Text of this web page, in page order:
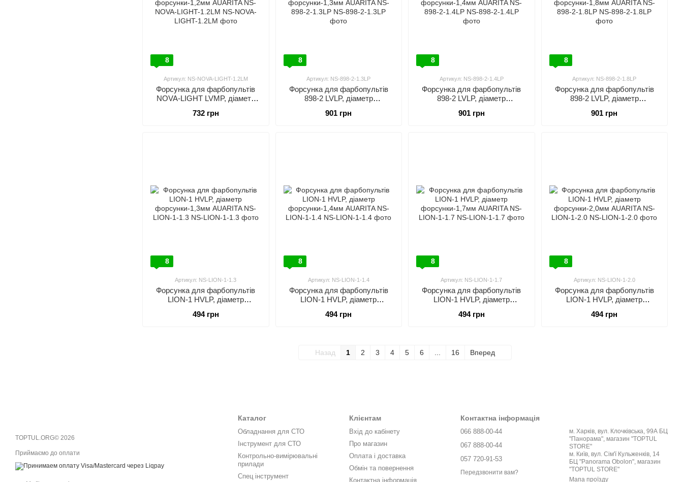
8
Артикул: NS-NOVA-LIGHT-1.2LM
Форсунка для фарбопультів
NOVA-LIGHT LVMP, діаметр
NOVA-LIGHT-1.2LM
732 грн
8
Артикул: NS-898-2-1.3LP
Форсунка для фарбопультів
898-2 LVLP, діаметр
898-2-1.3LP
901 грн
8
Артикул: NS-898-2-1.4LP
Форсунка для фарбопультів
898-2 LVLP, діаметр
898-2-1.4LP
901 грн
8
Артикул: NS-898-2-1.8LP
Форсунка для фарбопультів
898-2 LVLP, діаметр
898-2-1.8LP
901 грн
8
Артикул: NS-LION-1-1.3
Форсунка для фарбопультів
LION-1 HVLP, діаметр
LION-1-1.3
494 грн
8
Артикул: NS-LION-1-1.4
Форсунка для фарбопультів
LION-1 HVLP, діаметр
LION-1-1.4
494 грн
8
Артикул: NS-LION-1-1.7
Форсунка для фарбопультів
LION-1 HVLP, діаметр
LION-1-1.7
494 грн
8
Артикул: NS-LION-1-2.0
Форсунка для фарбопультів
LION-1 HVLP, діаметр
LION-1-2.0
494 грн
Назад 1 2 3 4 5 6 16 Вперед
TOPTUL.ORG© 2026
Приймаємо до оплати
Каталог
Обладнання для СТО
Інструмент для СТО
Контрольно-вимірювальні
прилади
Спец інструмент
Клієнтам
Вхід до кабінету
Про магазин
Оплата і доставка
Обмін та повернення
Контактна інформація
Контактна інформація
066 888-00-44
067 888-00-44
057 720-91-53
Передзвонити вам?
м. Харків, вул. Клочківська, 99А БЦ
"Панорама", магазин "TOPTUL
STORE"
м. Київ, вул. Сім'ї Кульженків, 14
БЦ "Panorama Obolon", магазин
"TOPTUL STORE"
Мапа проїзду